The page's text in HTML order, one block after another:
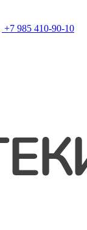
+7 985 410-90-10